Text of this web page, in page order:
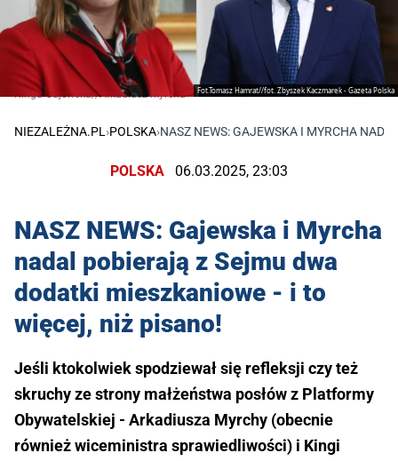
Fot.Tomasz Hamrat//fot. Zbyszek Kaczmarek - Gazeta Polska
Kinga Gajewska//Arkadiusz Myrcha
NIEZALEŻNA.PL ›POLSKA›NASZ NEWS: GAJEWSKA I MYRCHA
POLSKA 06.03.2025, 23:03
NASZ NEWS: Gajewska i Myrcha
nadal pobierają z Sejmu dwa
dodatki mieszkaniowe - i to
więcej, niż pisano!
Jeśli ktokolwiek spodziewał się refleksji czy też
skruchy ze strony małżeństwa posłów z Platformy
Obywatelskiej - Arkadiusza Myrchy (obecnie
również wiceministra sprawiedliwości) i Kingi